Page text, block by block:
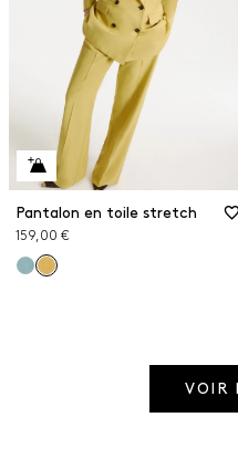
Pantalon en toile stretch
159,00 €
VOIR